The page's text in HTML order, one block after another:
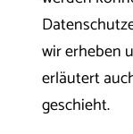
wir erheben
erläutert
geschieht.